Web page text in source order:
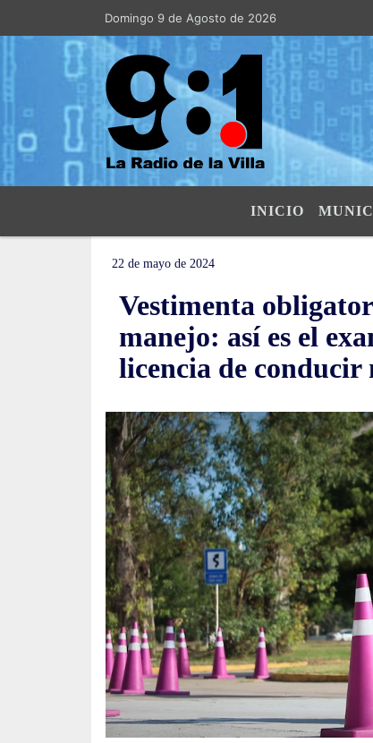
Domingo 9 de Agosto de 2026
Hoy es Domingo 9 de Agosto de
INICIO
22 de mayo de 2024
Vestimenta
manejo: así es el
licencia de conducir